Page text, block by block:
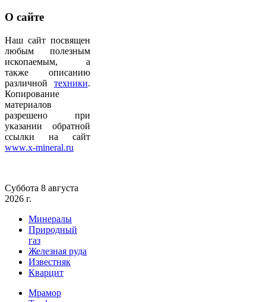
О сайте
Наш сайт посвящен
любым полезным
ископаемым, а
также описанию
различной техники.
Копирование
материалов
разрешено при
указании обратной
ссылки на сайт
www.x-mineral.ru
Суббота 8 августа
2026 г.
Минералы
Природный
газ
Железная руда
Известняк
Кварцит
Мрамор